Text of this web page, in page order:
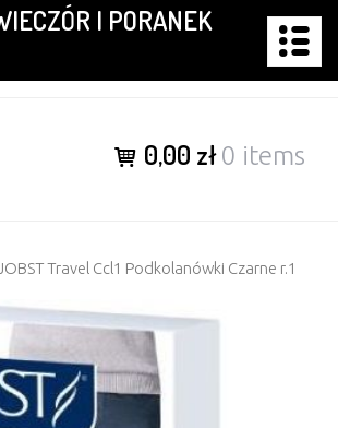
I PORANEK
0,00 zł0 items
Travel Ccl1 Podkolanówki Czarne r.1